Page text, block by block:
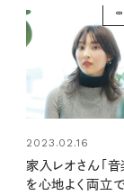
2023.02.16
家入レオさん「音
を心地よく両立で